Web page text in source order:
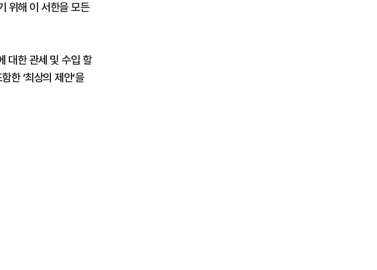
위해 이 서한을 모든
대한 관세 및 수입 할
한 ‘최상의 제안’을